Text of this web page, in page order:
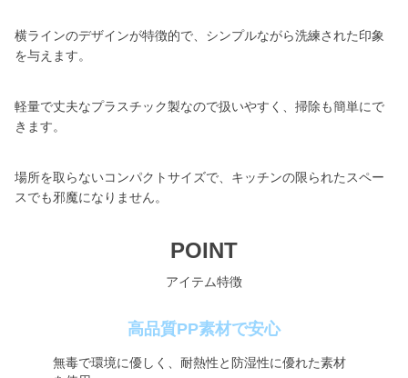
横ラインのデザインが特徴的で、シンプルながら洗練された印象
を与えます。
軽量で丈夫なプラスチック製なので扱いやすく、掃除も簡単にで
きます。
場所を取らないコンパクトサイズで、キッチンの限られたスペー
スでも邪魔になりません。
POINT
アイテム特徴
高品質PP素材で安心
無毒で環境に優しく、耐熱性と防湿性に優れた素材